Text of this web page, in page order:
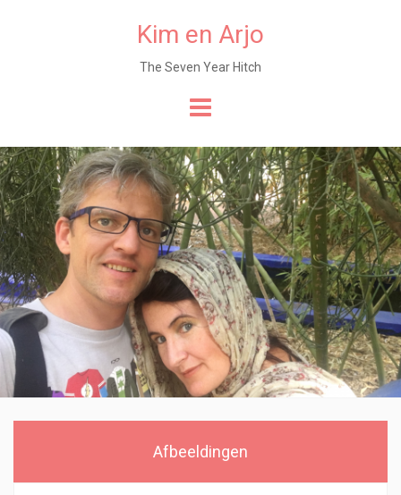
Kim en Arjo
The Seven Year Hitch
de
content
Afbeeldingen